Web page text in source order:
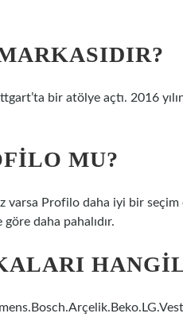
bir atölye açtı. 2016
MU?
varsa Profilo daha iyi bir
daha pahalıdır.